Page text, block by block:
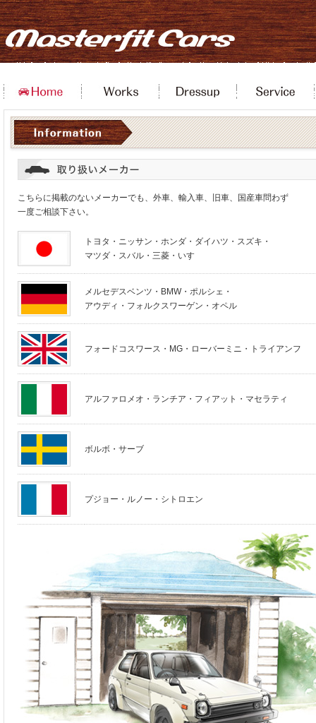
こちらに掲載のないメーカーでも、外車、輸入車、旧車、国産車問わず
一度ご相談下さい。
トヨタ・ニッサン・ホンダ・ダイハツ・スズキ・
マツダ・スバル・三菱・いすゞ
メルセデスベンツ・BMW・ポルシェ・
アウディ・フォルクスワーゲン・オペル
フォードコスワース・MG・ローバーミニ・トライアンフ
アルファロメオ・ランチア・フィアット・マセラティ
ボルボ・サーブ
プジョー・ルノー・シトロエン